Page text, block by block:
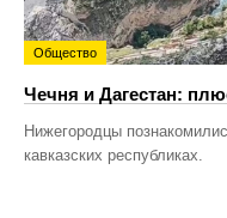
Общество
Чечня и Дагестан:
Нижегородцы
кавказских республиках.